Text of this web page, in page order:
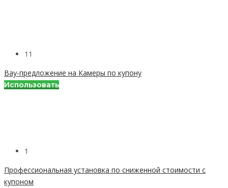
11
Вау-предложение на Камеры по купону
Использовать
1
Профессиональная установка по сниженной стоимости с
купоном